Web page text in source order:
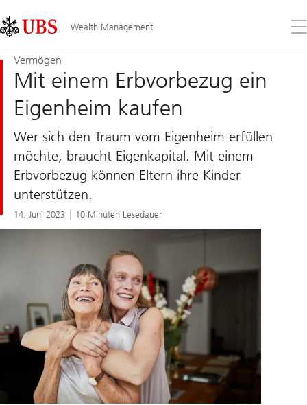
Links
Area
Wealth Management
Sie
Vermögen
Mit einem Erbvorbezug ein
Eigenheim kaufen
Wer sich den Traum vom Eigenheim erfüllen
möchte, braucht Eigenkapital. Mit einem
Erbvorbezug können Eltern ihre Kinder
unterstützen.
14. Juni 2023 10 Minuten Lesedauer